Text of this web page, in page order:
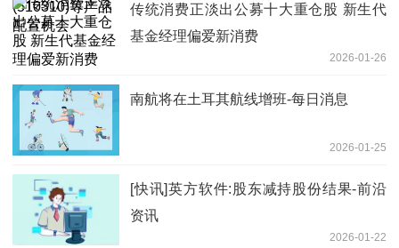
传统消费正淡出公募十大重仓股 新生代
基金经理偏爱新消费
2026-01-26
南航将在土耳其航线增班-每日消息
2026-01-25
[快讯]英方软件:股东减持股份结果-前沿
资讯
2026-01-22